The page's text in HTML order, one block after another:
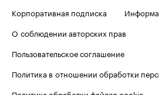
Корпоративная подписка
О соблюдении авторских прав
Пользовательское соглашение
Политика в отношении обработки